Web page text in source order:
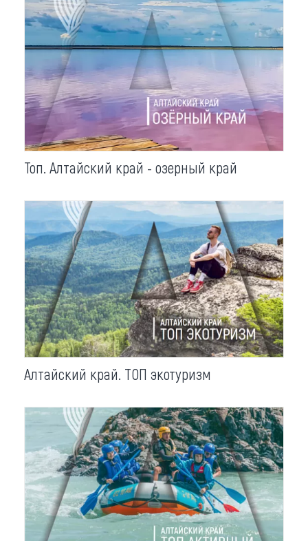
Топ. Алтайский край - озерный край
Алтайский край. ТОП экотуризм